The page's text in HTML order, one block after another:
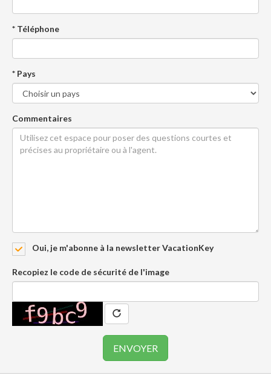
* Téléphone
* Pays
Commentaires
Oui, je m'abonne à la newsletter VacationKey
Recopiez le code de sécurité de l'image